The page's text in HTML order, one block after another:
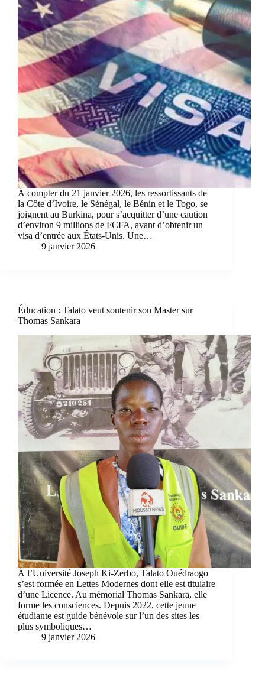
À compter du 21 janvier 2026, les ressortissants de
la Côte d’Ivoire, le Sénégal, le Bénin et le Togo, se
joignent au Burkina, pour s’acquitter d’une caution
d’environ 9 millions de FCFA, avant d’obtenir un
visa d’entrée aux États-Unis. Une…
9 janvier 2026
Éducation : Talato veut soutenir son Master sur
Thomas Sankara
À l’Université Joseph Ki-Zerbo, Talato Ouédraogo
s’est formée en Lettes Modernes dont elle est titulaire
d’une Licence. Au mémorial Thomas Sankara, elle
forme les consciences. Depuis 2022, cette jeune
étudiante est guide bénévole sur l’un des sites les
plus symboliques…
9 janvier 2026